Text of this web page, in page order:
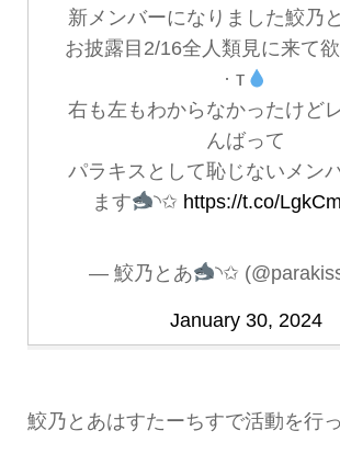
新メンバーになりました鮫乃
お披露目2/16全人類見に来て
· т
右も左もわからなかったけど
んばって
パラキスとして恥じないメン
ます
◝✩ https://t.co/
— 鮫乃とあ ◝✩
January 30, 2024
鮫乃とあはすたーちすで活動を行っ